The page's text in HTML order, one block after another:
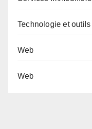
Technologie et outils
Web
Web